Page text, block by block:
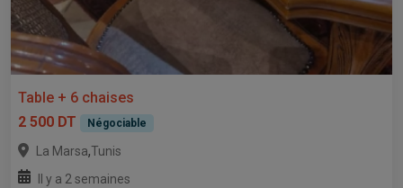
Table + 6 chaises
2 500 DT
Négociable
La Marsa,Tunis
Il y a 2 semaines